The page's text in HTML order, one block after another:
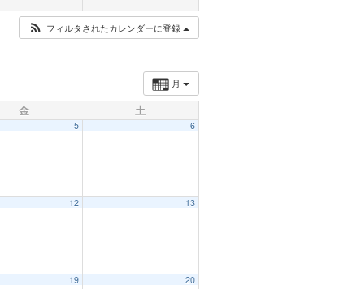
フィルタされたカレンダーに登録
月
金 土
5 6
12 13
19 20